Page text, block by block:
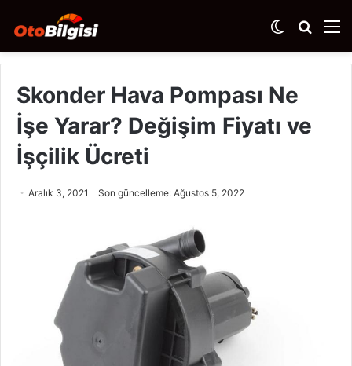
Arama
yap
Dış
görünümü
Skonder Hava Pompası Ne
İşe Yarar? Değişim Fiyatı ve
İşçilik Ücreti
Aralık 3, 2021 Son güncelleme: Ağustos 5, 2022